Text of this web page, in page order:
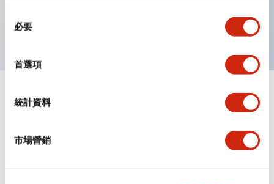
必要
首選項
統計資料
市場營銷
可使用專用配件輕鬆更換為Φ22閃光輪廓
文件和檔案